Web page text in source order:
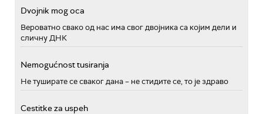
Dvojnik mog oca
Вероватно свако од нас има свог двојника са којим дели и
сличну ДНК
Nemogućnost tusiranja
Не туширате се сваког дана – не стидите се, то је здраво
Cestitke za uspeh